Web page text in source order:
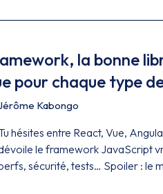
la bonne
pour chaque type
Kabongo
hésites entre React, Vue,
le framework JavaScript
sécurité, tests… Spoiler : le